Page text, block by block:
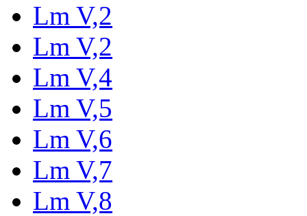
Lm V,2
Lm V,2
Lm V,4
Lm V,5
Lm V,6
Lm V,7
Lm V,8